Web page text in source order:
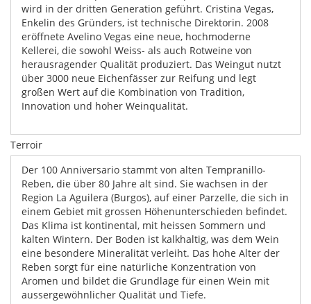
wird in der dritten Generation geführt. Cristina Vegas,
Enkelin des Gründers, ist technische Direktorin. 2008
eröffnete Avelino Vegas eine neue, hochmoderne
Kellerei, die sowohl Weiss- als auch Rotweine von
herausragender Qualität produziert. Das Weingut nutzt
über 3000 neue Eichenfässer zur Reifung und legt
großen Wert auf die Kombination von Tradition,
Innovation und hoher Weinqualität.
Terroir
Der 100 Anniversario stammt von alten Tempranillo-
Reben, die über 80 Jahre alt sind. Sie wachsen in der
Region La Aguilera (Burgos), auf einer Parzelle, die sich in
einem Gebiet mit grossen Höhenunterschieden befindet.
Das Klima ist kontinental, mit heissen Sommern und
kalten Wintern. Der Boden ist kalkhaltig, was dem Wein
eine besondere Mineralität verleiht. Das hohe Alter der
Reben sorgt für eine natürliche Konzentration von
Aromen und bildet die Grundlage für einen Wein mit
aussergewöhnlicher Qualität und Tiefe.